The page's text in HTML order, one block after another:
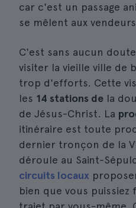
car c'est un passage
se mêlent aux
C'est sans aucun
visiter la vieille ville de
trop d'efforts. Cette
les 14 stations de la
de Jésus-Christ. La
itinéraire est toute
dernier tronçon de la
déroule au Saint-
circuits locaux
bien que vous